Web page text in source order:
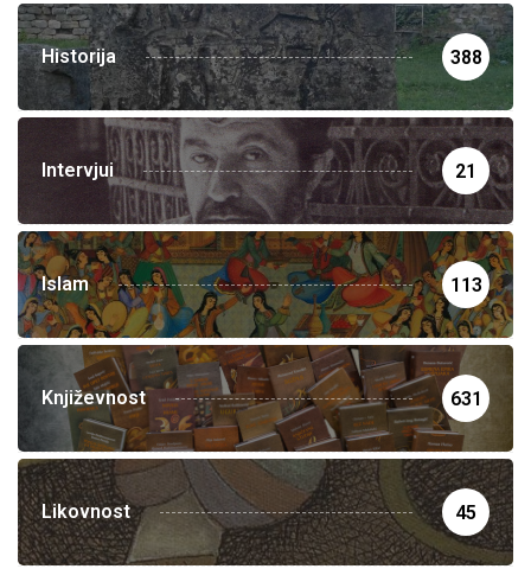
Historija 388
Intervjui 21
Islam 113
Književnost 631
Likovnost 45